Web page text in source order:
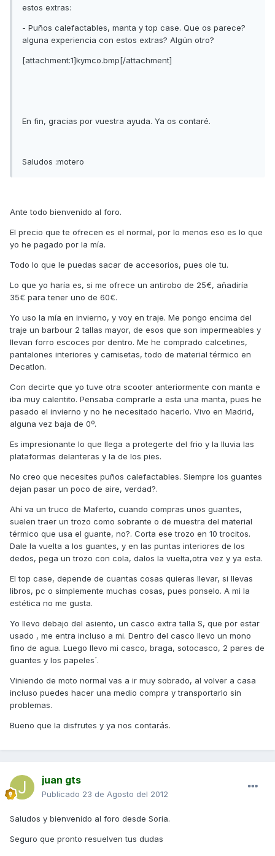
estos extras:
- Puños calefactables, manta y top case. Que os parece?
alguna experiencia con estos extras? Algún otro?
[attachment:1]kymco.bmp[/attachment]
En fin, gracias por vuestra ayuda. Ya os contaré.
Saludos :motero
Ante todo bienvenido al foro.
El precio que te ofrecen es el normal, por lo menos eso es lo que
yo he pagado por la mía.
Todo lo que le puedas sacar de accesorios, pues ole tu.
Lo que yo haría es, si me ofrece un antirobo de 25€, añadiría
35€ para tener uno de 60€.
Yo uso la mía en invierno, y voy en traje. Me pongo encima del
traje un barbour 2 tallas mayor, de esos que son impermeables y
llevan forro escoces por dentro. Me he comprado calcetines,
pantalones interiores y camisetas, todo de material térmico en
Decatlon.
Con decirte que yo tuve otra scooter anteriormente con manta e
iba muy calentito. Pensaba comprarle a esta una manta, pues he
pasado el invierno y no he necesitado hacerlo. Vivo en Madrid,
alguna vez baja de 0º.
Es impresionante lo que llega a protegerte del frio y la lluvia las
plataformas delanteras y la de los pies.
No creo que necesites puños calefactables. Siempre los guantes
dejan pasar un poco de aire, verdad?.
Ahí va un truco de Maferto, cuando compras unos guantes,
suelen traer un trozo como sobrante o de muestra del material
térmico que usa el guante, no?. Corta ese trozo en 10 trocitos.
Dale la vuelta a los guantes, y en las puntas interiores de los
dedos, pega un trozo con cola, dalos la vuelta,otra vez y ya esta.
El top case, depende de cuantas cosas quieras llevar, si llevas
libros, pc o simplemente muchas cosas, pues ponselo. A mi la
estética no me gusta.
Yo llevo debajo del asiento, un casco extra talla S, que por estar
usado , me entra incluso a mi. Dentro del casco llevo un mono
fino de agua. Luego llevo mi casco, braga, sotocasco, 2 pares de
guantes y los papeles´.
Viniendo de moto normal vas a ir muy sobrado, al volver a casa
incluso puedes hacer una medio compra y transportarlo sin
problemas.
Bueno que la disfrutes y ya nos contarás.
juan gts
Publicado 23 de Agosto del 2012
Saludos y bienvenido al foro desde Soria.
Seguro que pronto resuelven tus dudas